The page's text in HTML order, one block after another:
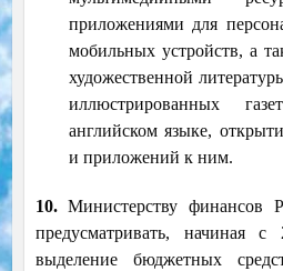
приложениями для
мобильных устройств, а
художественной
иллюстрированных
английском языке,
и приложений к ним.
10.Министерству финансов
предусматривать, начиная с
выделение бюджетных